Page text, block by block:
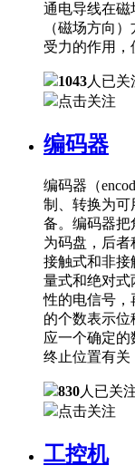
通电导线在磁
（磁场方向
受力的作用，
1043人已关
点击关注
编码器
编码器（
制、转换为可
备。编码器把
为码盘，后
接触式和非接
量式和绝对式
性的电信号，
的个数表示
应一个确定
终止位置有关
830人已关
点击关注
工控机